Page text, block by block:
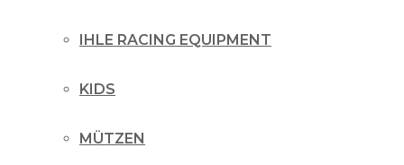
IHLE RACING EQUIPMENT
KIDS
MÜTZEN